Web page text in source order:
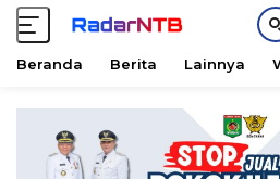
Beranda Berita Lainnya